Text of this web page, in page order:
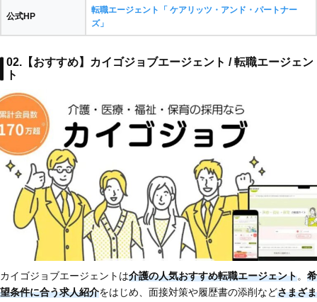
公式HP
転職エージェント「 ケアリッツ・アンド・パートナー
ズ」
02.【おすすめ】カイゴジョブエージェント / 転職エージェン
ト
カイゴジョブエージェントは介護の人気おすすめ転職エージェント。 希
望条件に合う求人紹介をはじめ、面接対策や履歴書の添削などさまざま